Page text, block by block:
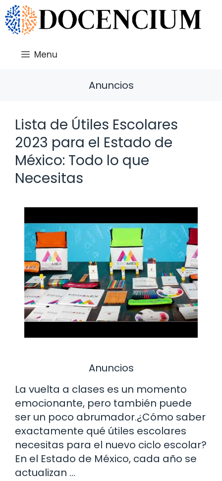
Saltar
al
contenido
Menu
Anuncios
Lista de Útiles Escolares
2023 para el Estado de
México: Todo lo que
Necesitas
Anuncios
La vuelta a clases es un momento
emocionante, pero también puede
ser un poco abrumador.¿Cómo saber
exactamente qué útiles escolares
necesitas para el nuevo ciclo escolar?
En el Estado de México, cada año se
actualizan …